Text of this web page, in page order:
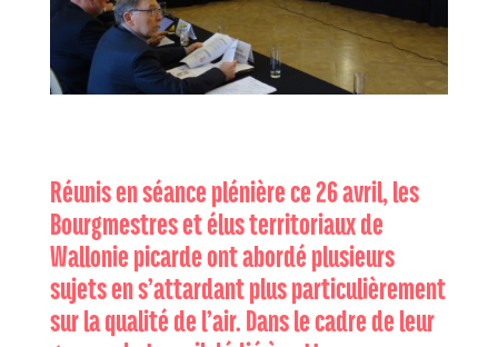
Réunis en séance plénière ce 26 avril, les
Bourgmestres et élus territoriaux de
Wallonie picarde ont abordé plusieurs
sujets en s’attardant plus particulièrement
sur la qualité de l’air. Dans le cadre de leur